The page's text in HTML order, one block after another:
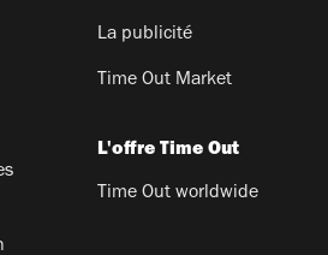
La publicité
Time Out Market
L'offre Time Out
Time Out worldwide